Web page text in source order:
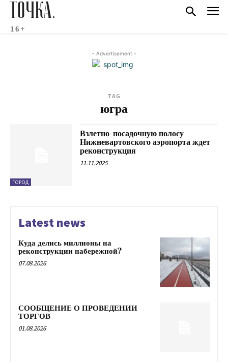
ТОЧКА.
16+
- Advertisement -
TAG
югра
ГОРОД
Взлетно-посадочную полосу
Нижневартовского аэропорта ждет
реконструкция
11.11.2025
Latest news
Куда делись миллионы на
реконструкции набережной?
07.08.2026
СООБЩЕНИЕ О ПРОВЕДЕНИИ
ТОРГОВ
01.08.2026